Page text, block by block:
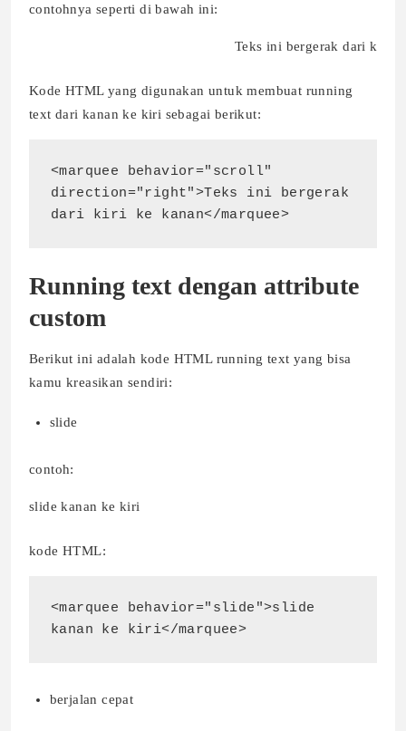
contohnya seperti di bawah ini:
Teks ini bergerak
Kode HTML yang digunakan untuk membuat running
text dari kanan ke kiri sebagai berikut:
<marquee behavior="scroll"
direction="right">Teks ini bergerak
dari kiri ke kanan</marquee>
Running text dengan attribute
custom
Berikut ini adalah kode HTML running text yang bisa
kamu kreasikan sendiri:
slide
contoh:
slide kanan ke kiri
kode HTML:
<marquee behavior="slide">slide
kanan ke kiri</marquee>
berjalan cepat